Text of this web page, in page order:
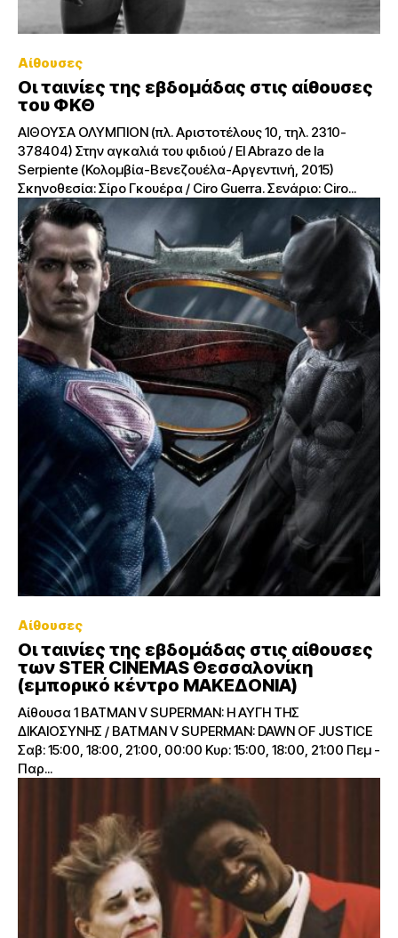
Αίθουσες
Οι ταινίες της εβδομάδας στις αίθουσες
του ΦΚΘ
ΑΙΘΟΥΣΑ ΟΛΥΜΠΙΟΝ (πλ. Αριστοτέλους 10, τηλ. 2310-
378404) Στην αγκαλιά του φιδιού / El Abrazo de la
Serpiente (Κολομβία-Βενεζουέλα-Αργεντινή, 2015)
Σκηνοθεσία: Σίρο Γκουέρα / Ciro Guerra. Σενάριο: Ciro...
Αίθουσες
Οι ταινίες της εβδομάδας στις αίθουσες
των STER CINEMAS Θεσσαλονίκη
(εμπορικό κέντρο ΜΑΚΕΔΟΝΙΑ)
Αίθουσα 1 BATMAN V SUPERMAN: Η ΑΥΓΗ ΤΗΣ
ΔΙΚΑΙΟΣΥΝΗΣ / BATMAN V SUPERMAN: DAWN OF JUSTICE
Σαβ: 15:00, 18:00, 21:00, 00:00 Κυρ: 15:00, 18:00, 21:00 Πεμ -
Παρ...